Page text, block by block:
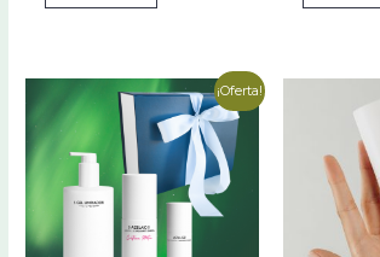
¡Oferta!
precio
original
era:
€82.50.
El
precio
actual
es:
€72.50.